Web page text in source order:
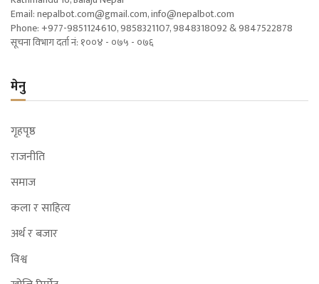
Email:nepalbot.com@gmail.com,info@nepalbot.com
Phone: +977-9851124610, 9858321107, 9848318092 & 9847522878
सूचना विभाग दर्ता नं: १००४ - ०७५ - ०७६
मेनु
गृहपृष्ठ
राजनीति
समाज
कला र साहित्य
अर्थ र बजार
विश्व